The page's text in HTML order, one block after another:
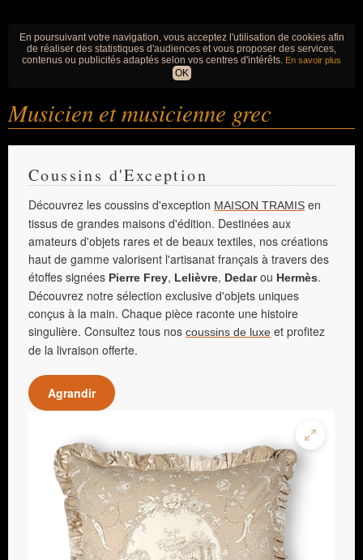
En poursuivant votre navigation, vous acceptez l'utilisation de cookies afin
de réaliser des statistiques d'audiences et vous proposer des services,
contenus ou publicités adaptés selon vos centres d'intérêts. En savoir plus
OK
Musicien et musicienne grec
Coussins d'Exception
Découvrez les coussins d'exception MAISON TRAMIS en
tissus de grandes maisons d'édition. Destinées aux
amateurs d'objets rares et de beaux textiles, nos créations
haut de gamme valorisent l'artisanat français à travers des
étoffes signées Pierre Frey, Lelièvre, Dedarou Hermès.
Découvrez notre sélection exclusive d'objets uniques
conçus à la main. Chaque pièce raconte une histoire
singulière. Consultez tous nos coussins de luxe et profitez
de la livraison offerte.
Agrandir